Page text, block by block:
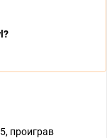
проиграв